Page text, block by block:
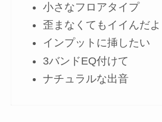
小さなフロアタイプ
歪まなくてもイイんだよ
インプットに挿したい
3バンドEQ付けて
ナチュラルな出音